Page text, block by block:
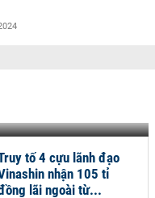
tố 4 cựu lãnh đạo
nhận 105 tỉ
lãi ngoài từ...